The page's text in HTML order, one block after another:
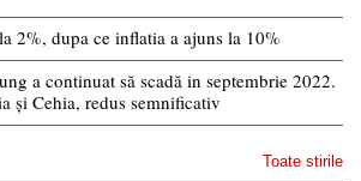
2%, dupa ce inflatia a ajuns la 10%
a continuat să scadă in septembrie 2022.
și Cehia, redus semnificativ
Toate stirile